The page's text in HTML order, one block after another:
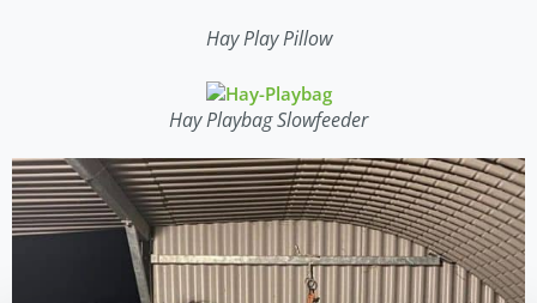
Hay Play Pillow
Hay Playbag Slowfeeder